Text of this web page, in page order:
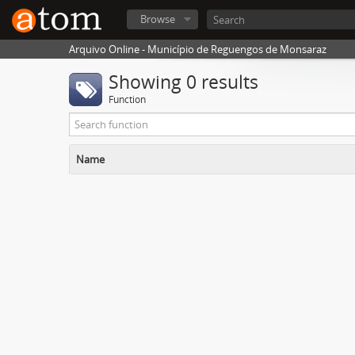
Browse
Arquivo Online - Município de Reguengos de Monsaraz
Showing 0 results
Function
Name